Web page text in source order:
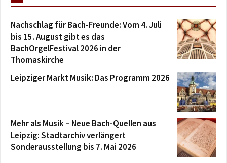
Nachschlag für Bach-Freunde: Vom 4. Juli
bis 15. August gibt es das
BachOrgelFestival 2026 in der
Thomaskirche
Leipziger Markt Musik: Das Programm 2026
Mehr als Musik – Neue Bach-Quellen aus
Leipzig: Stadtarchiv verlängert
Sonderausstellung bis 7. Mai 2026